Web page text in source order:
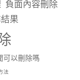
負面內容刪除
果
可以刪除嗎
法